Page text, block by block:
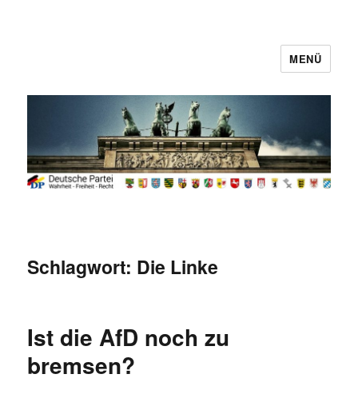
MENÜ
Schlagwort: Die Linke
Ist die AfD noch zu
bremsen?